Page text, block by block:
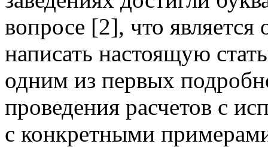
вопросе [2], что
написать настоящую
одним из первых
проведения расчетов с
с конкретными